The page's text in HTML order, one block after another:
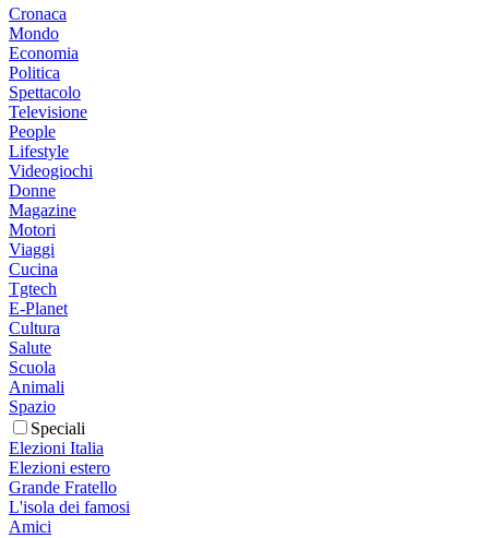
Cronaca
Mondo
Economia
Politica
Spettacolo
Televisione
People
Lifestyle
Videogiochi
Donne
Magazine
Motori
Viaggi
Cucina
Tgtech
E-Planet
Cultura
Salute
Scuola
Animali
Spazio
Speciali
Elezioni Italia
Elezioni estero
Grande Fratello
L'isola dei famosi
Amici